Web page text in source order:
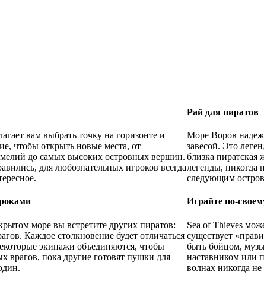
вам выбрать точку на горизонте и
чтобы открыть новые места, от
до самых высоких островных вершин.
для любознательных игроков всегда
Рай для пиратов
Море Воров
завесой. Это
близка пиратская
легенды, никогда
следующим
море вы встретите других пиратов:
Каждое столкновение будет отличаться
экипажи объединяются, чтобы
врагов, пока другие готовят пушки для
Играйте по-
Sea of Thieves
существует
быть бойцом,
наставником или
волнах никогда не